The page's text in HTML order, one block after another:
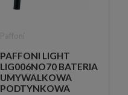
PAFFONI LIGHT
LIG006NO70 BATERIA
UMYWALKOWA
PODTYNKOWA